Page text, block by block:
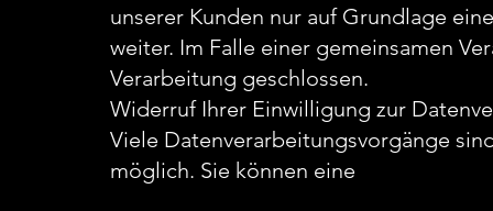
unserer Kunden nur auf Grundlage
weiter. Im Falle einer gemeinsamen
Verarbeitung geschlossen.
Widerruf Ihrer Einwilligung zur
Viele Datenverarbeitungsvorgänge
möglich. Sie können eine